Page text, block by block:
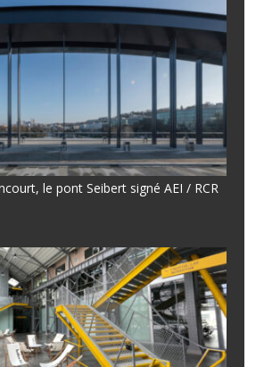
le pont Seibert signé AEI / RCR